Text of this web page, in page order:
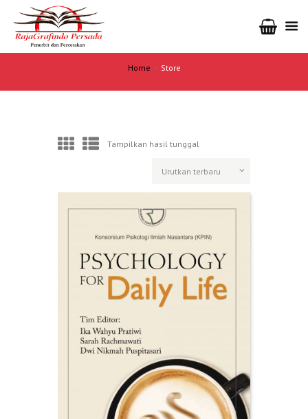
Home Store
Tampilkan hasil tunggal